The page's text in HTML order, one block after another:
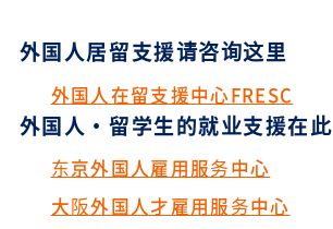
外国人居留支援请咨询这里
外国人在留支援中心FRESC
外国人・留学生的就业支援在此
东京外国人雇用服务中心
大阪外国人才雇用服务中心